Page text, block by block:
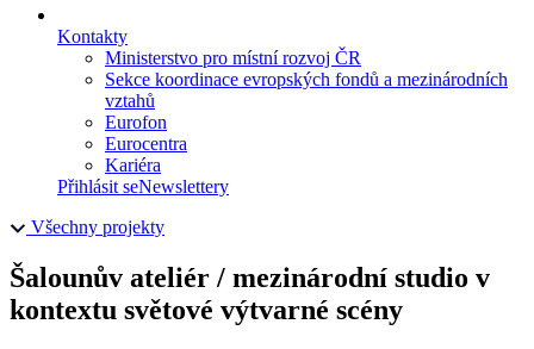
Kontakty
Ministerstvo pro místní rozvoj ČR
Sekce koordinace evropských fondů a mezinárodních
vztahů
Eurofon
Eurocentra
Kariéra
Přihlásit seNewslettery
Všechny projekty
Šalounův ateliér / mezinárodní studio v
kontextu světové výtvarné scény